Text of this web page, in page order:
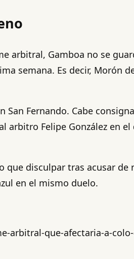
arbitral, Gamboa no se
semana. Es decir, Morón
Fernando. Cabe
arbitro Felipe González en
que disculpar tras acusar de
en el mismo duelo.
arbitral-que-afectaria-a-